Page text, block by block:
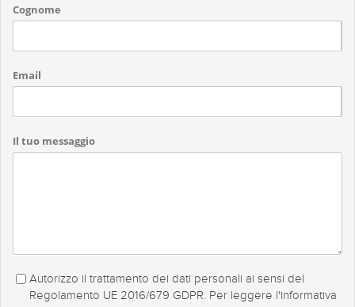
Cognome
Email
Il tuo messaggio
Autorizzo il trattamento dei dati personali ai sensi del
Regolamento UE 2016/679 GDPR. Per leggere l'informativa